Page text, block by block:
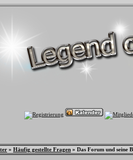
» Häufig gestellte Fragen » Das Forum und seine